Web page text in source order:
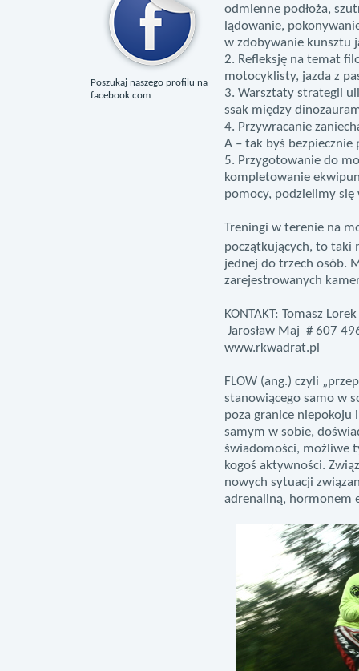
Poszukaj naszego profilu na
facebook.com
odmienne podłoża,
lądowanie,
w zdobywanie kunsztu
2. Refleksję na temat
motocyklisty, jazda z
3. Warsztaty strategii
ssak między
4. Przywracanie
A – tak byś bezpiecznie
5. Przygotowanie do
kompletowanie
pomocy, podzielimy
Treningi w terenie na
początkujących, to taki
jednej do trzech osób.
zarejestrowanych
KONTAKT: Tomasz
Jarosław Maj # 607
www.rkwadrat.pl
FLOW (ang.) czyli
stanowiącego samo w
poza granice niepokoju
samym w sobie,
świadomości, możliwe
kogoś aktywności.
nowych sytuacji
adrenaliną, hormonem